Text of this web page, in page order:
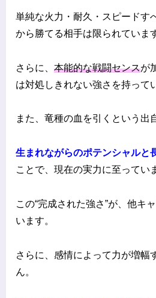
単純な火力・耐久・スピードす
から勝てる相手は限られていま
さらに、 本能的な戦闘センスが
は対処しきれない強さを持って
また、竜種の血を引くという出
生まれながらのポテンシャルと
ことで、現在の実力に至ってい
この“完成された強さ”が、他キ
います。
さらに、感情によって力が増幅
ん。